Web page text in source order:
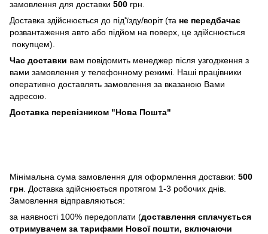
замовлення для доставки 500 грн.
Доставка здійснюється до під'їзду/воріт (та не передбачає
розвантаження авто або підйом на поверх, це здійснюється
покупцем).
Час доставки вам повідомить менеджер після узгодження з
вами замовлення у телефонному режимі. Наші працівники
оперативно доставлять замовлення за вказаною Вами
адресою.
Доставка перевізником "Нова Пошта"
Мінімальна сума замовлення для оформлення доставки: 500
грн . Доставка здійснюється протягом 1-3 робочих днів.
Замовлення відправляються:
за наявності 100% передоплати (доставлення сплачується
отримувачем за тарифами Нової пошти, включаючи